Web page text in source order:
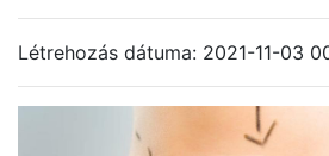
Létrehozás dátuma: 2021-11-03